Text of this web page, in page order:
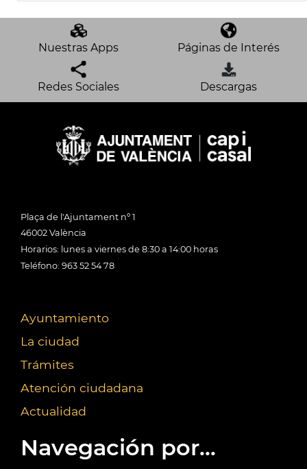
Nuestras Apps Páginas de Interés
Redes Sociales Descargas
Plaça de l'Ajuntament nº 1
46002 València
Horarios: lunes a viernes de 8:30 a 14:00 horas
Teléfono: 963 52 54 78
Ayuntamiento
La ciudad
Trámites
Atención ciudadana
Actualidad
Navegación por...